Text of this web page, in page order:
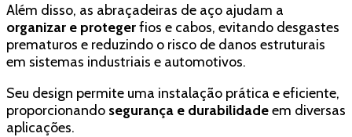
Além disso, as abraçadeiras de aço ajudam a
organizar e protegerfios e cabos, evitando desgastes
prematuros e reduzindo o risco de danos estruturais
em sistemas industriais e automotivos.
Seu design permite uma instalação prática e eficiente,
proporcionando segurança e durabilidadeem diversas
aplicações.